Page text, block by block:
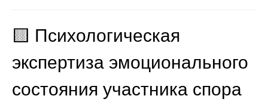
🟨 Психологическая
экспертиза эмоционального
состояния участника спора